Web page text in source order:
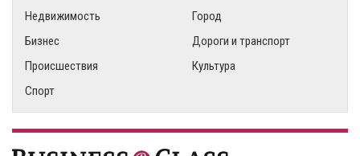
Недвижимость
Город
Бизнес
Дороги и транспорт
Происшествия
Культура
Спорт